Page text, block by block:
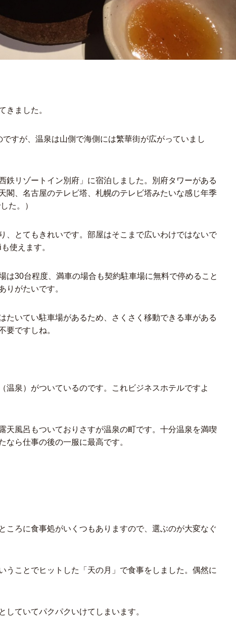
きました。
すが、温泉は山側で海側には繁華街が広がっていまし
鉄リゾートイン別府」に宿泊しました。別府タワーがある
閣、名古屋のテレビ塔、札幌のテレビ塔みたいな感じ年季
た。）
、とてもきれいです。部屋はそこまで広いわけではないで
使えます。
は30台程度、満車の場合も契約駐車場に無料で停めること
りがたいです。
たいてい駐車場があるため、さくさく移動できる車がある
要ですしね。
温泉）がついているのです。これビジネスホテルですよ
天風呂もついておりさすが温泉の町です。十分温泉を満喫
なら仕事の後の一服に最高です。
ころに食事処がいくつもありますので、選ぶのが大変なぐ
うことでヒットした「天の月」で食事をしました。偶然に
していてパクパクいけてしまいます。